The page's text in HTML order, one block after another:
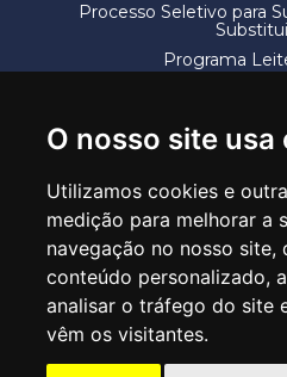
O nosso site usa
Utilizamos cookies e
medição para melhorar a
navegação no nosso
conteúdo personalizado,
analisar o tráfego do site
vêm os visitantes.
Processo Seletivo para
Programa
SECRETARIA
Rua Claudino Barbosa, 313 -
Central de